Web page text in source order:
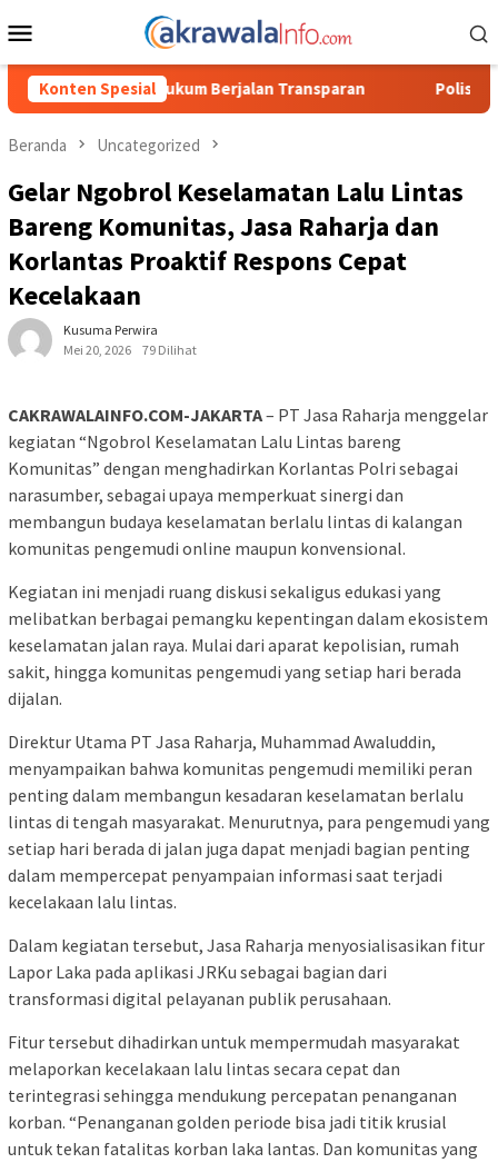
ke
Mobile
Konten Spesial
Transparan Polisi Tetapkan 3 Orang Tersangka
Beranda Uncategorized
Gelar Ngobrol Keselamatan Lalu Lintas
Bareng Komunitas, Jasa Raharja dan
Korlantas Proaktif Respons Cepat
Kecelakaan
Kusuma Perwira
Mei 20, 2026
79 Dilihat
CAKRAWALAINFO.COM-JAKARTA– PT Jasa Raharja menggelar
kegiatan “Ngobrol Keselamatan Lalu Lintas bareng
Komunitas” dengan menghadirkan Korlantas Polri sebagai
narasumber, sebagai upaya memperkuat sinergi dan
membangun budaya keselamatan berlalu lintas di kalangan
komunitas pengemudi online maupun konvensional.
Kegiatan ini menjadi ruang diskusi sekaligus edukasi yang
melibatkan berbagai pemangku kepentingan dalam ekosistem
keselamatan jalan raya. Mulai dari aparat kepolisian, rumah
sakit, hingga komunitas pengemudi yang setiap hari berada
dijalan.
Direktur Utama PT Jasa Raharja, Muhammad Awaluddin,
menyampaikan bahwa komunitas pengemudi memiliki peran
penting dalam membangun kesadaran keselamatan berlalu
lintas di tengah masyarakat. Menurutnya, para pengemudi yang
setiap hari berada di jalan juga dapat menjadi bagian penting
dalam mempercepat penyampaian informasi saat terjadi
kecelakaan lalu lintas.
Dalam kegiatan tersebut, Jasa Raharja menyosialisasikan fitur
Lapor Laka pada aplikasi JRKu sebagai bagian dari
transformasi digital pelayanan publik perusahaan.
Fitur tersebut dihadirkan untuk mempermudah masyarakat
melaporkan kecelakaan lalu lintas secara cepat dan
terintegrasi sehingga mendukung percepatan penanganan
korban. “Penanganan golden periode bisa jadi titik krusial
untuk tekan fatalitas korban laka lantas. Dan komunitas yang